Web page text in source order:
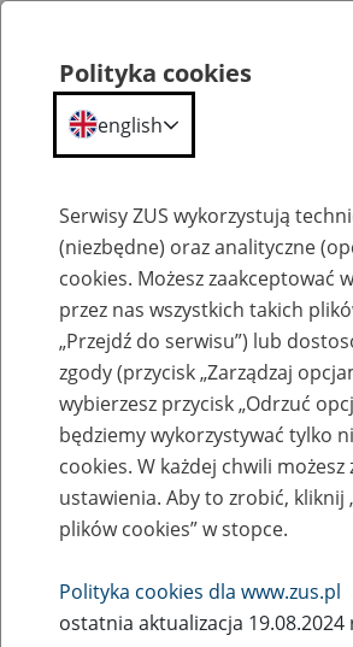
Komunikaty
Brak możliwość logowania
ZUS za pomocą bankowości
elektronicznej
13
July
2023
Polityka cookies
english
Serwisy ZUS wykorzystują
(niezbędne) oraz analityczne
cookies. Możesz zaakceptować
przez nas wszystkich takich
„Przejdź do serwisu”) lub
zgody (przycisk „Zarządzaj
wybierzesz przycisk „Odrzuć
będziemy wykorzystywać tylko
cookies. W każdej chwili
ustawienia. Aby to zrobić, kliknij
plików cookies” w stopce.
Polityka cookies dla www.zus.pl
ostatnia aktualizacja 19.08.2024